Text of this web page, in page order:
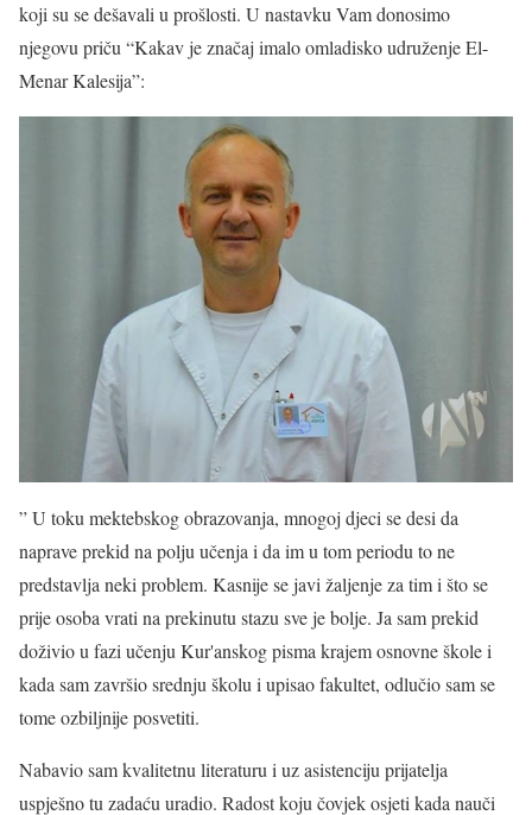
koji su se dešavali u prošlosti. U nastavku Vam donosimo
njegovu priču “Kakav je značaj imalo omladisko udruženje El-
Menar Kalesija”:
” U toku mektebskog obrazovanja, mnogoj djeci se desi da
naprave prekid na polju učenja i da im u tom periodu to ne
predstavlja neki problem. Kasnije se javi žaljenje za tim i što se
prije osoba vrati na prekinutu stazu sve je bolje. Ja sam prekid
doživio u fazi učenju Kur'anskog pisma krajem osnovne škole i
kada sam završio srednju školu i upisao fakultet, odlučio sam se
tome ozbiljnije posvetiti.
Nabavio sam kvalitetnu literaturu i uz asistenciju prijatelja
uspješno tu zadaću uradio. Radost koju čovjek osjeti kada nauči